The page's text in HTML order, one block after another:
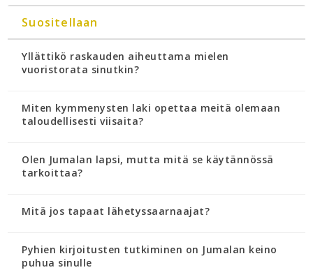
Suositellaan
Yllättikö raskauden aiheuttama mielen
vuoristorata sinutkin?
Miten kymmenysten laki opettaa meitä olemaan
taloudellisesti viisaita?
Olen Jumalan lapsi, mutta mitä se käytännössä
tarkoittaa?
Mitä jos tapaat lähetyssaarnaajat?
Pyhien kirjoitusten tutkiminen on Jumalan keino
puhua sinulle